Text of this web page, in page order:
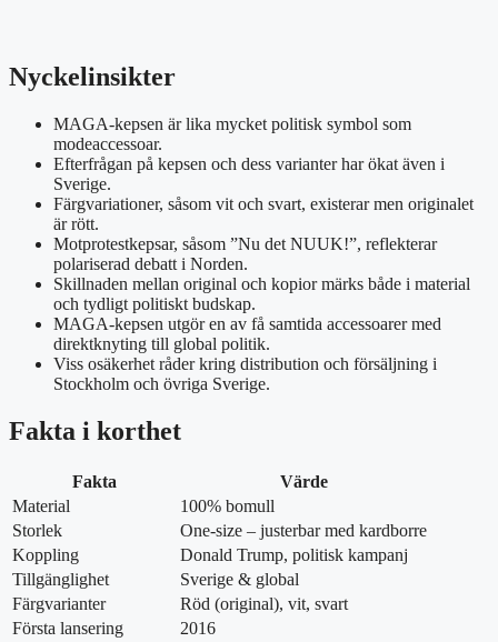
Nyckelinsikter
MAGA-kepsen är lika mycket politisk symbol som
modeaccessoar.
Efterfrågan på kepsen och dess varianter har ökat även i
Sverige.
Färgvariationer, såsom vit och svart, existerar men originalet
är rött.
Motprotestkepsar, såsom ”Nu det NUUK!”, reflekterar
polariserad debatt i Norden.
Skillnaden mellan original och kopior märks både i material
och tydligt politiskt budskap.
MAGA-kepsen utgör en av få samtida accessoarer med
direktknyting till global politik.
Viss osäkerhet råder kring distribution och försäljning i
Stockholm och övriga Sverige.
Fakta i korthet
Fakta
Värde
Material
100% bomull
Storlek
One-size – justerbar med kardborre
Koppling
Donald Trump, politisk kampanj
Tillgänglighet
Sverige & global
Färgvarianter
Röd (original), vit, svart
Första lansering
2016